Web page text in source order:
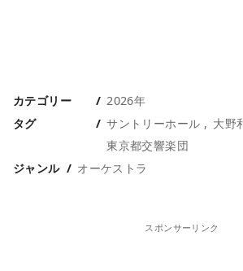
カテゴリー
2026年
タグ
サントリーホール
大野
東京都交響楽団
ジャンル
オーケストラ
スポンサーリンク